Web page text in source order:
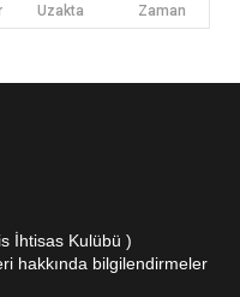
Uzakta Zaman
İhtisas Kulübü )
hakkında bilgilendirmeler